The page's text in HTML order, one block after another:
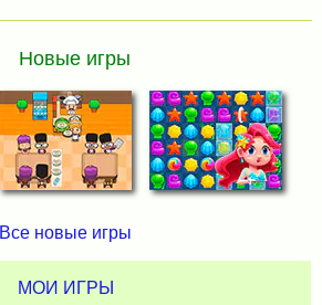
Новые игры
Все новые игры
МОИ ИГРЫ